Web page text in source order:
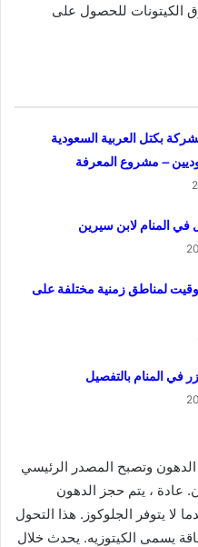
الكيتونات للحصول على
بكتل العربية السعودية
– مشروع المعرفة
في المنام لابن سيرين
لمناطق زمنية مختلفة على
في المنام بالتفصيل
الدهون وتصبح المصدر الرئيسي
عادة ، يتم حجز الدهون
لا يتوفر الجلوكوز. هذا التحول
يسمى الكيتوزيه. يحدث خلال